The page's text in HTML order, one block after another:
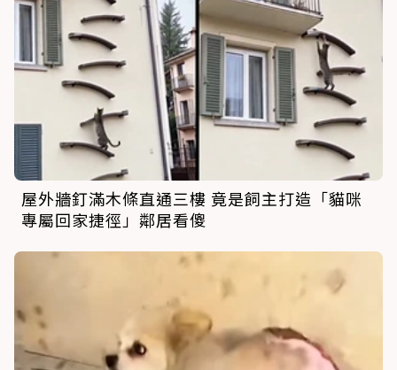
屋外牆釘滿木條直通三樓 竟是飼主打造「貓咪
專屬回家捷徑」鄰居看傻